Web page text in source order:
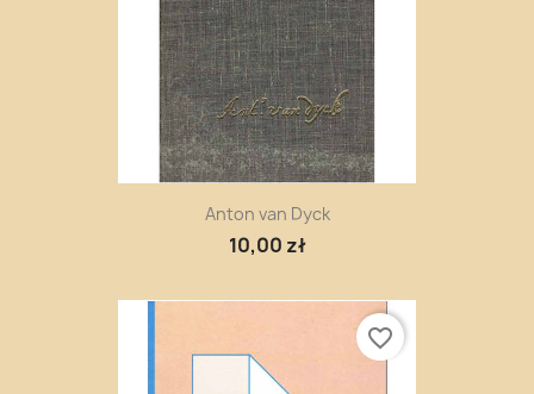
Anton van Dyck
10,00 zł
favorite_border